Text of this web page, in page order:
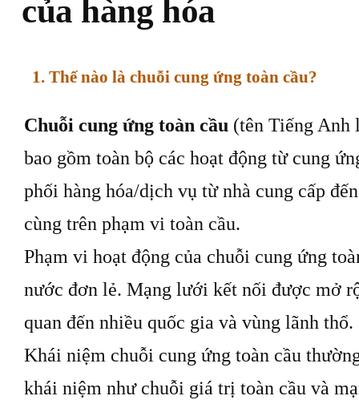
của hàng hóa
1. Thế nào là chuỗi cung ứng toàn cầu?
Chuỗi cung ứng toàn cầu (tên Tiếng Anh
bao gồm toàn bộ các hoạt động từ cung
phối hàng hóa/dịch vụ từ nhà cung cấp
cùng trên phạm vi toàn cầu.
Phạm vi hoạt động của chuỗi cung ứng
nước đơn lẻ. Mạng lưới kết nối được mở
quan đến nhiều quốc gia và vùng lãnh thổ.
Khái niệm chuỗi cung ứng toàn cầu
khái niệm như chuỗi giá trị toàn cầu và